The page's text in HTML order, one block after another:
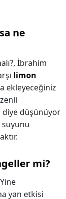
ne
İbrahim
limon
ekleyeceğiniz
diye düşünüyor
suyunu
mi?
Yine
yan etkisi